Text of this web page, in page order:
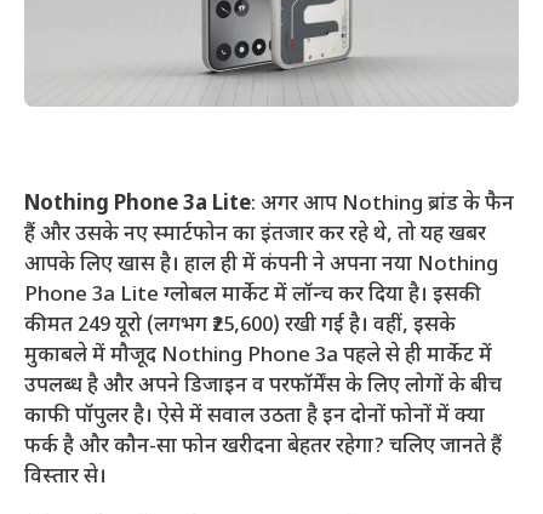
Nothing Phone 3a Lite: अगर आप Nothing ब्रांड के फैन
हैं और उसके नए स्मार्टफोन का इंतजार कर रहे थे, तो यह खबर
आपके लिए खास है। हाल ही में कंपनी ने अपना नया Nothing
Phone 3a Lite ग्लोबल मार्केट में लॉन्च कर दिया है। इसकी
कीमत 249 यूरो (लगभग ₹25,600) रखी गई है। वहीं, इसके
मुकाबले में मौजूद Nothing Phone 3a पहले से ही मार्केट में
उपलब्ध है और अपने डिजाइन व परफॉर्मेंस के लिए लोगों के बीच
काफी पॉपुलर है। ऐसे में सवाल उठता है इन दोनों फोनों में क्या
फर्क है और कौन-सा फोन खरीदना बेहतर रहेगा? चलिए जानते हैं
विस्तार से।